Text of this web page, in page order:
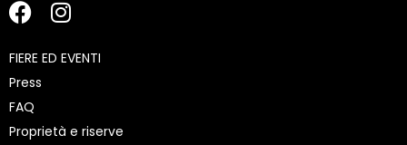
FIERE ED EVENTI
Press
FAQ
Proprietà e riserve